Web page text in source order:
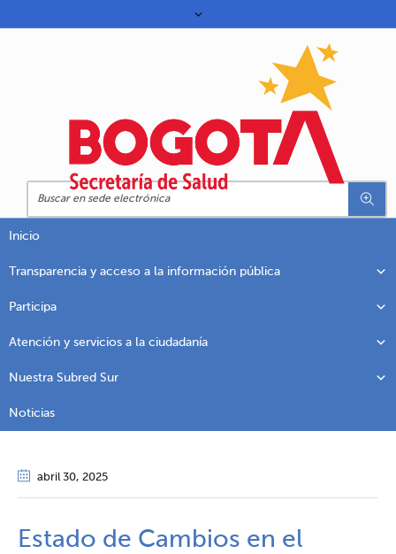
Inicio
Transparencia y acceso a la información pública
Participa
Atención y servicios a la ciudadanía
Nuestra Subred Sur
Noticias
abril 30, 2025
Estado de Cambios en el